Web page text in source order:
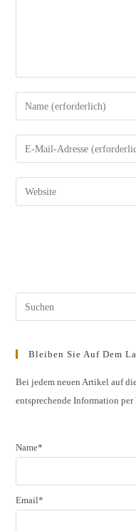
Gib
deinen
oder
Benutzernamen
Gib
deine
Mail-
Gib
deine
Bleiben Sie Auf Dem
Bei jedem neuen Artikel auf
entsprechende Information
Name*
Email*